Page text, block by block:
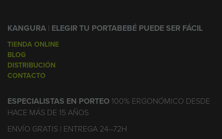
KANGURA | ELEGIR TU PORTABEBÉ PUEDE SER FÁCIL
TIENDA ONLINE
BLOG
DISTRIBUCIÓN
CONTACTO
ESPECIALISTAS EN PORTEO100% ERGONÓMICO DESDE
HACE MÁS DE 15 AÑOS
ENVÍO GRATIS | ENTREGA 24–72H